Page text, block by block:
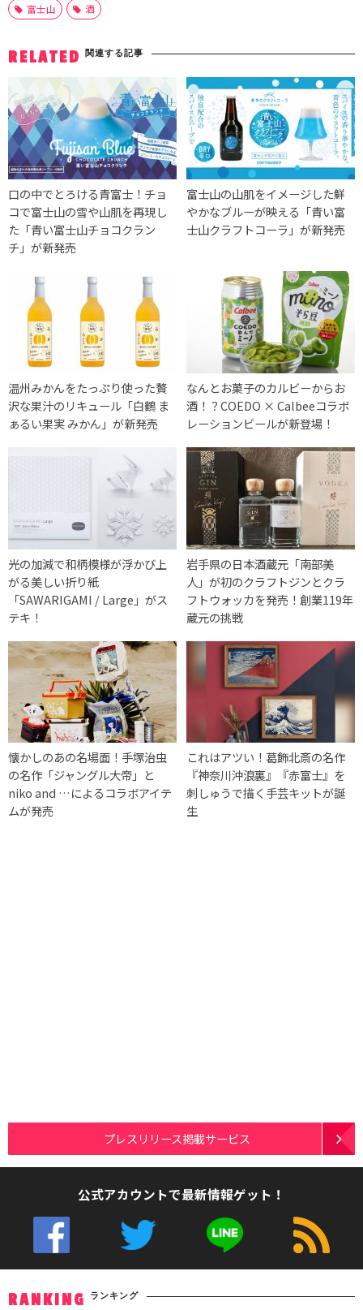
富士山 酒
RELATED 関連する記事
口の中でとろける青富士！チョ
コで富士山の雪や山肌を再現し
た「青い富士山チョコクラン
チ」が新発売
富士山の山肌をイメージした鮮
やかなブルーが映える「青い富
士山クラフトコーラ」が新発売
温州みかんをたっぷり使った贅
沢な果汁のリキュール「白鶴 ま
ぁるい果実 みかん」が新発売
なんとお菓子のカルビーからお
酒！？COEDO × Calbeeコラボ
レーションビールが新登場！
光の加減で和柄模様が浮かび上
がる美しい折り紙
「SAWARIGAMI / Large」がス
テキ！
岩手県の日本酒蔵元「南部美
人」が初のクラフトジンとクラ
フトウォッカを発売！創業119年
蔵元の挑戦
懐かしのあの名場面！手塚治虫
の名作「ジャングル大帝」と
niko and …によるコラボアイテ
ムが発売
これはアツい！葛飾北斎の名作
『神奈川沖浪裏』『赤富士』を
刺しゅうで描く手芸キットが誕
生
プレスリリース掲載サービス
公式アカウントで最新情報ゲット！
RANKING ランキング